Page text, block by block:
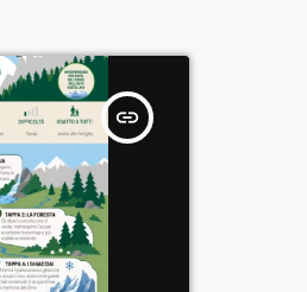
insert_link